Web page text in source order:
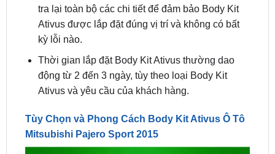
kỳ lỗi nào.
Thời gian lắp đặt Body Kit Ativus thường dao
động từ 2 đến 3 ngày, tùy theo loại Body Kit
Ativus và yêu cầu của khách hàng.
Tùy Chọn và Phong Cách Body Kit Ativus Ô Tô